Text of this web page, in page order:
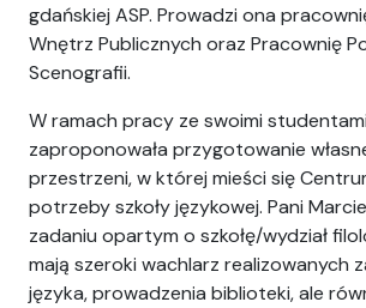
gdańskiej ASP. Prowadzi ona
Wnętrz Publicznych oraz Pracownię
Scenografii.
W ramach pracy ze swoimi studentami
zaproponowała przygotowanie
przestrzeni, w której mieści się
potrzeby szkoły językowej. Pani
zadaniu opartym o szkołę/wydział
mają szeroki wachlarz realizowanych
języka, prowadzenia biblioteki, ale